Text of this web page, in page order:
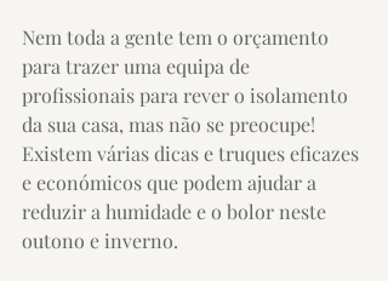
Nem toda a gente tem o orçamento
para trazer uma equipa de
profissionais para rever o isolamento
da sua casa, mas não se preocupe!
Existem várias dicas e truques eficazes
e económicos que podem ajudar a
reduzir a humidade e o bolor neste
outono e inverno.